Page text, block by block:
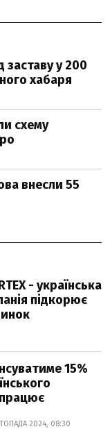
заставу у 200
хабаря
схему
внесли 55
- українська
підкорює
15%
2024, 08:30